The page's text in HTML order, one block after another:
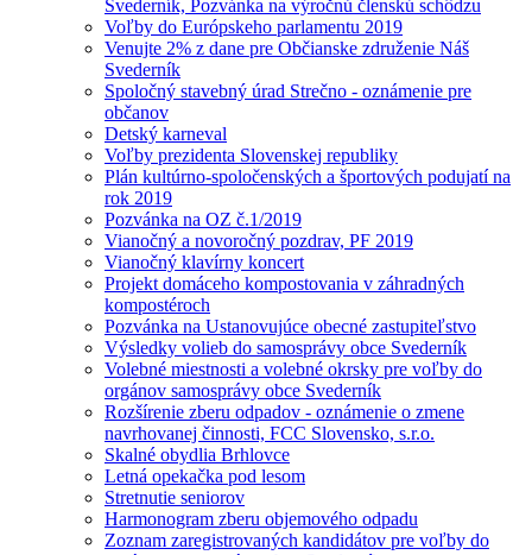
Svederník, Pozvánka na výročnú členskú schôdzu
Voľby do Európskeho parlamentu 2019
Venujte 2% z dane pre Občianske združenie Náš
Svederník
Spoločný stavebný úrad Strečno - oznámenie pre
občanov
Detský karneval
Voľby prezidenta Slovenskej republiky
Plán kultúrno-spoločenských a športových podujatí na
rok 2019
Pozvánka na OZ č.1/2019
Vianočný a novoročný pozdrav, PF 2019
Vianočný klavírny koncert
Projekt domáceho kompostovania v záhradných
kompostéroch
Pozvánka na Ustanovujúce obecné zastupiteľstvo
Výsledky volieb do samosprávy obce Svederník
Volebné miestnosti a volebné okrsky pre voľby do
orgánov samosprávy obce Svederník
Rozšírenie zberu odpadov - oznámenie o zmene
navrhovanej činnosti, FCC Slovensko, s.r.o.
Skalné obydlia Brhlovce
Letná opekačka pod lesom
Stretnutie seniorov
Harmonogram zberu objemového odpadu
Zoznam zaregistrovaných kandidátov pre voľby do